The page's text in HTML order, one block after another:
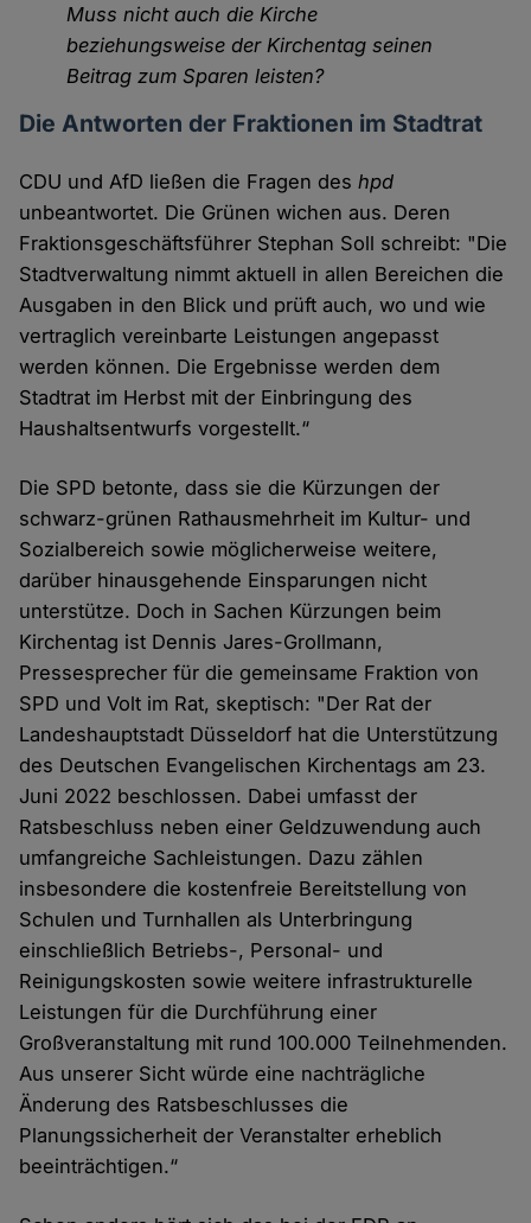
Muss nicht auch die Kirche
beziehungsweise der Kirchentag seinen
Beitrag zum Sparen leisten?
Die Antworten der Fraktionen im Stadtrat
CDU und AfD ließen die Fragen deshpd
unbeantwortet. Die Grünen wichen aus. Deren
Fraktionsgeschäftsführer Stephan Soll schreibt: "Die
Stadtverwaltung nimmt aktuell in allen Bereichen die
Ausgaben in den Blick und prüft auch, wo und wie
vertraglich vereinbarte Leistungen angepasst
werden können. Die Ergebnisse werden dem
Stadtrat im Herbst mit der Einbringung des
Haushaltsentwurfs vorgestellt.“
Die SPD betonte, dass sie die Kürzungen der
schwarz-grünen Rathausmehrheit im Kultur- und
Sozialbereich sowie möglicherweise weitere,
darüber hinausgehende Einsparungen nicht
unterstütze. Doch in Sachen Kürzungen beim
Kirchentag ist Dennis Jares-Grollmann,
Pressesprecher für die gemeinsame Fraktion von
SPD und Volt im Rat, skeptisch: "Der Rat der
Landeshauptstadt Düsseldorf hat die Unterstützung
des Deutschen Evangelischen Kirchentags am 23.
Juni 2022 beschlossen. Dabei umfasst der
Ratsbeschluss neben einer Geldzuwendung auch
umfangreiche Sachleistungen. Dazu zählen
insbesondere die kostenfreie Bereitstellung von
Schulen und Turnhallen als Unterbringung
einschließlich Betriebs-, Personal- und
Reinigungskosten sowie weitere infrastrukturelle
Leistungen für die Durchführung einer
Großveranstaltung mit rund 100.000 Teilnehmenden.
Aus unserer Sicht würde eine nachträgliche
Änderung des Ratsbeschlusses die
Planungssicherheit der Veranstalter erheblich
beeinträchtigen.“